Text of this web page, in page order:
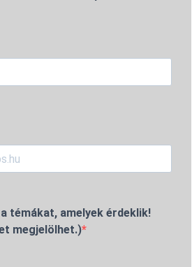
témákat, amelyek érdeklik!
megjelölhet.)